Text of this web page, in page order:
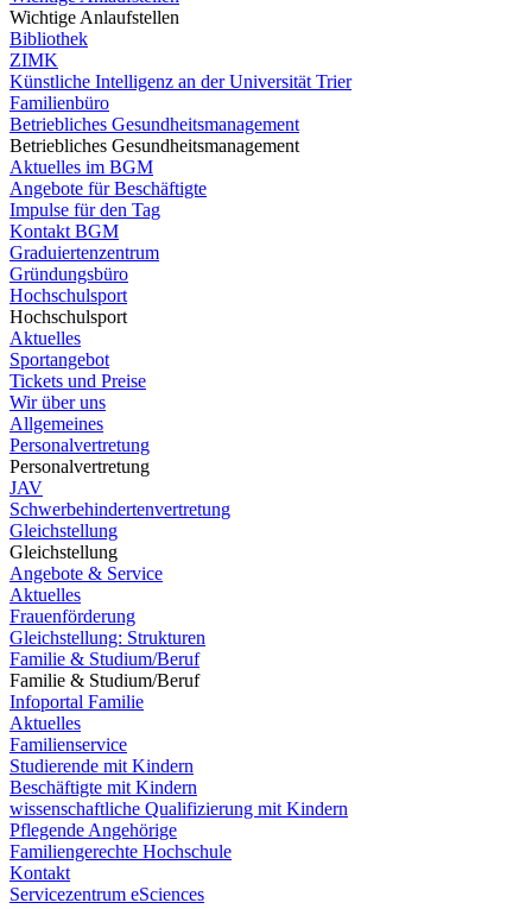
Wichtige Anlaufstellen
Bibliothek
ZIMK
Künstliche Intelligenz an der Universität Trier
Familienbüro
Betriebliches Gesundheitsmanagement
Betriebliches Gesundheitsmanagement
Aktuelles im BGM
Angebote für Beschäftigte
Impulse für den Tag
Kontakt BGM
Graduiertenzentrum
Gründungsbüro
Hochschulsport
Hochschulsport
Aktuelles
Sportangebot
Tickets und Preise
Wir über uns
Allgemeines
Personalvertretung
Personalvertretung
JAV
Schwerbehindertenvertretung
Gleichstellung
Gleichstellung
Angebote & Service
Aktuelles
Frauenförderung
Gleichstellung: Strukturen
Familie & Studium/Beruf
Familie & Studium/Beruf
Infoportal Familie
Aktuelles
Familienservice
Studierende mit Kindern
Beschäftigte mit Kindern
wissenschaftliche Qualifizierung mit Kindern
Pflegende Angehörige
Familiengerechte Hochschule
Kontakt
Servicezentrum eSciences